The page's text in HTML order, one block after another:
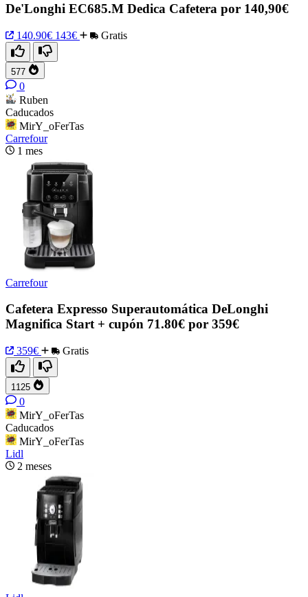
De'Longhi EC685.M Dedica Cafetera por 140,90€
140.90€ 143€ Gratis
577
0
Ruben
Caducados
MirY_oFerTas
Carrefour
1 mes
Carrefour
Cafetera Expresso Superautomática DeLonghi
Magnifica Start + cupón 71.80€ por 359€
359€ Gratis
1125
0
MirY_oFerTas
Caducados
MirY_oFerTas
Lidl
2 meses